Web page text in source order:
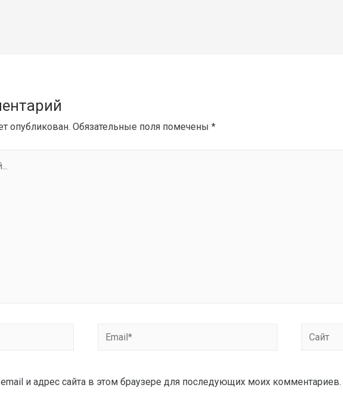
опубликован. Обязательные поля помечены *
и адрес сайта в этом браузере для последующих моих комментариев.